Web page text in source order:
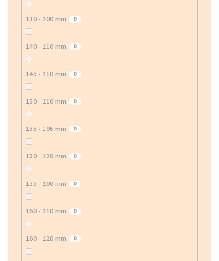
130 - 200 mm 0
140 - 210 mm 0
145 - 210 mm 0
150 - 210 mm 0
155 - 195 mm 0
150 - 220 mm 0
155 - 200 mm 0
160 - 210 mm 0
160 - 220 mm 0